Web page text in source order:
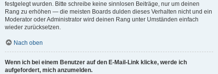
festgelegt wurden. Bitte schreibe keine sinnlosen Beiträge, nur um deinen
Rang zu erhöhen — die meisten Boards dulden dieses Verhalten nicht und ein
Moderator oder Administrator wird deinen Rang unter Umständen einfach
wieder zurücksetzen.
Nach oben
Wenn ich bei einem Benutzer auf den E-Mail-Link klicke, werde ich
aufgefordert, mich anzumelden.